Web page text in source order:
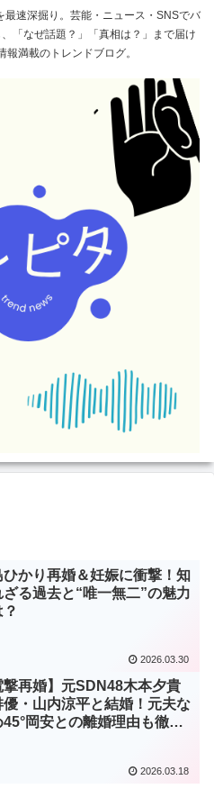
最速深掘り。芸能・ニュース・SNSでバ
「なぜ話題？」「真相は？」まで届け
報満載のトレンドブログ。
ひかり再婚＆妊娠に衝撃！知
ざる過去と“唯一無二”の魅力
2026.03.30
撃再婚】元SDN48木本夕貴
優・山内涼平と結婚！元夫な
45°岡安との離婚理由も徹底
2026.03.18